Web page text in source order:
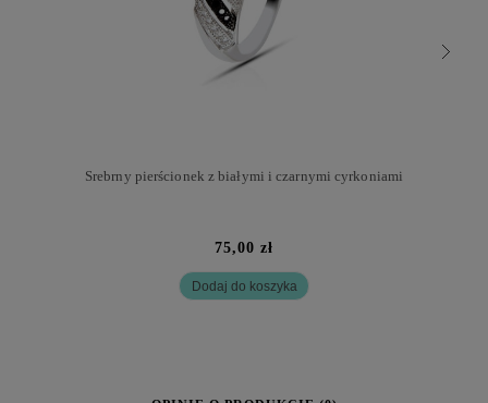
Srebrny pierścionek z białymi i czarnymi cyrkoniami
75,00 zł
Dodaj do koszyka